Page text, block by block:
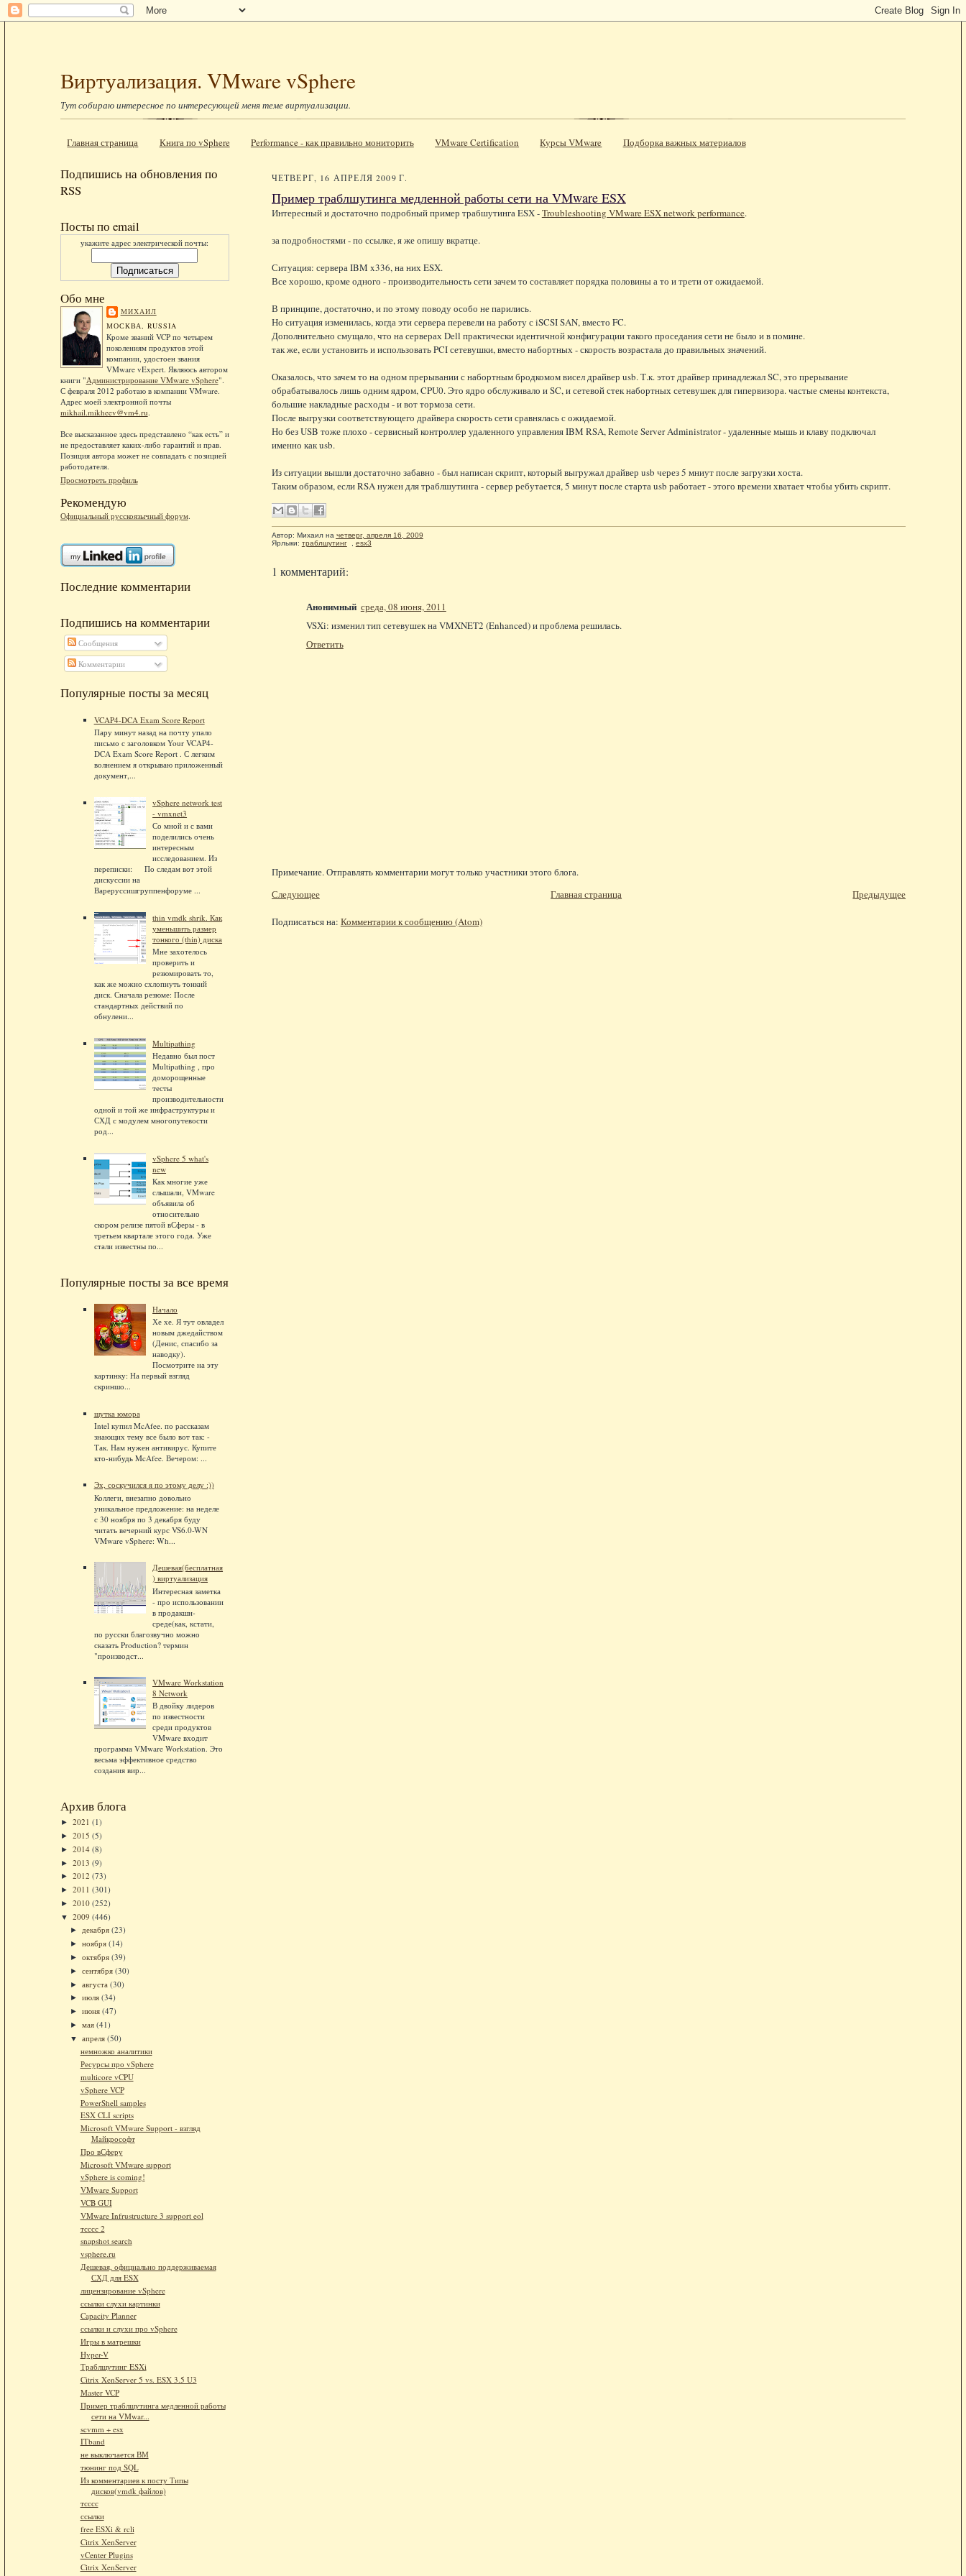
Виртуализация. VMware vSphere
Тут собираю интересное по интересующей меня теме виртуализации.
Главная страница Книга по vSphere Performance - как правильно мониторить VMware Certification Курсы VMware Подборка важных материалов
Подпишись на обновления по
RSS
Посты по email
укажите адрес электрической почты:
Обо мне
МИХАИЛ
МОСКВА, RUSSIA
Кроме званий VCP по четырем
поколениям продуктов этой
компании, удостоен звания
VMware vExpert. Являюсь автором
книги "Администрирование VMware vSphere".
С февраля 2012 работаю в компании VMware.
Адрес моей электронной почты
mikhail.mikheev@vm4.ru.
Все высказанное здесь представлено “как есть” и
не предоставляет каких-либо гарантий и прав.
Позиция автора может не совпадать с позицией
работодателя.
Просмотреть профиль
Рекомендую
Официальный русскоязычный форум.
Последние комментарии
Подпишись на комментарии
Сообщения
Комментарии
Популярные посты за месяц
VCAP4-DCA Exam Score Report
Пару минут назад на почту упало
письмо с заголовком Your VCAP4-
DCA Exam Score Report . С легким
волнением я открываю приложенный
документ,...
vSphere network test
- vmxnet3
Со мной и с вами
поделились очень
интересным
исследованием. Из
переписки: По следам вот этой
дискуссии на
Вареруссишгруппенфоруме ...
thin vmdk shrik. Как
уменьшить размер
тонкого (thin) диска
Мне захотелось
проверить и
резюмировать то,
как же можно схлопнуть тонкий
диск. Сначала резюме: После
стандартных действий по
обнулени...
Multipathing
Недавно был пост
Multipathing , про
доморощенные
тесты
производительности
одной и той же инфраструктуры и
СХД с модулем многопутевости
род...
vSphere 5 what's
new
Как многие уже
слышали, VMware
объявила об
относительно
скором релизе пятой вСферы - в
третьем квартале этого года. Уже
стали известны по...
Популярные посты за все время
Начало
Хе хе. Я тут овладел
новым джедайством
(Денис, спасибо за
наводку).
Посмотрите на эту
картинку: На первый взгляд
скриншо...
шутка юмора
Intel купил McAfee. по рассказам
знающих тему все было вот так: -
Так. Нам нужен антивирус. Купите
кто-нибудь McAfee. Вечером: ...
Эх, соскучился я по этому делу :))
Коллеги, внезапно довольно
уникальное предложение: на неделе
с 30 ноября по 3 декабря буду
читать вечерний курс VS6.0-WN
VMware vSphere: Wh...
Дешевая(бесплатная
) виртуализация
Интересная заметка
- про использовании
в продакшн-
среде(как, кстати,
по русски благозвучно можно
сказать Production? термин
"производст...
VMware Workstation
8 Network
В двойку лидеров
по известности
среди продуктов
VMware входит
программа VMware Workstation. Это
весьма эффективное средство
создания вир...
Архив блога
► 2021 (1)
► 2015 (5)
► 2014 (8)
► 2013 (9)
► 2012 (73)
► 2011 (301)
► 2010 (252)
▼ 2009 (446)
► декабря (23)
► ноября (14)
► октября (39)
► сентября (30)
► августа (30)
► июля (34)
► июня (47)
► мая (41)
▼ апреля (50)
немножко аналитики
Ресурсы про vSphere
multicore vCPU
vSphere VCP
PowerShell samples
ESX CLI scripts
Microsoft VMware Support - взгляд
Майкрософт
Про вСферу
Microsoft VMware support
vSphere is coming!
VMware Support
VCB GUI
VMware Infrustructure 3 support eol
тсссс 2
snapshot search
vsphere.ru
Дешевая, официально поддерживаемая
СХД для ESX
лицензирование vSphere
ссылки слухи картинки
Capacity Planner
ссылки и слухи про vSphere
Игры в матрешки
Hyper-V
Траблшутинг ESXi
Citrix XenServer 5 vs. ESX 3.5 U3
Master VCP
Пример траблшутинга медленной работы
сети на VMwar...
scvmm + esx
ITband
не выключается ВМ
тюнинг под SQL
Из комментариев к посту Типы
дисков(vmdk файлов)
тсссс
ссылки
free ESXi & rcli
Citrix XenServer
vCenter Plugins
Citrix XenServer
ЧЕТВЕРГ, 16 АПРЕЛЯ 2009 Г.
Пример траблшутинга медленной работы сети на VMware ESX
Интересный и достаточно подробный пример трабшутинга ESX -Troubleshooting VMware ESX network performance.
за подробностями - по ссылке, я же опишу вкратце.
Ситуация: сервера IBM x336, на них ESX.
Все хорошо, кроме одного - производительность сети зачем то составляет порядка половины а то и трети от ожидаемой.
В принципе, достаточно, и по этому поводу особо не парились.
Но ситуация изменилась, когда эти сервера перевели на работу с iSCSI SAN, вместо FC.
Дополнительно смущало, что на серверах Dell практически идентичной конфигурации такого проседания сети не было и в помине.
так же, если установить и использовать PCI сетевушки, вместо набортных - скорость возрастала до правильных значений.
Оказалось, что зачем то на одном прерывании с набортным бродкомом висел драйвер usb. Т.к. этот драйвер принадлежал SC, это прерывание
обрабатывалось лишь одним ядром, CPU0. Это ядро обслуживало и SC, и сетевой стек набортных сетевушек для гипервизора. частые смены контекста,
большие накладные расходы - и вот тормоза сети.
После выгрузки соответствующего драйвера скорость сети сравнялась с ожидаемой.
Но без USB тоже плохо - сервисный контроллер удаленного управления IBM RSA, Remote Server Administrator - удаленные мышь и клаву подключал
именно как usb.
Из ситуации вышли достаточно забавно - был написан скрипт, который выгружал драйвер usb через 5 мниут после загрузки хоста.
Таким образом, если RSA нужен для траблшутинга - сервер ребутается, 5 минут после старта usb работает - этого времени хватает чтобы убить скрипт.
Автор: Михаил на четверг, апреля 16, 2009
Ярлыки: траблшутинг esx3
1 комментарий:
Анонимный среда, 08 июня, 2011
VSXi: изменил тип сетевушек на VMXNET2 (Enhanced) и проблема решилась.
Ответить
Примечание. Отправлять комментарии могут только участники этого блога.
Следующее
Предыдущее
Главная страница
Подписаться на: Комментарии к сообщению (Atom)